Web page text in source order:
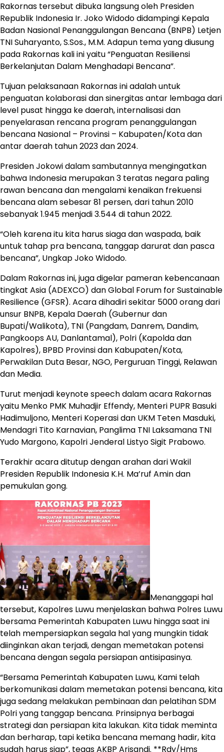
Rakornas tersebut dibuka langsung oleh Presiden
Republik Indonesia Ir. Joko Widodo didampingi Kepala
Badan Nasional Penanggulangan Bencana (BNPB) Letjen
TNI Suharyanto, S.Sos., M.M. Adapun tema yang diusung
pada Rakornas kali ini yaitu “Penguatan Resiliensi
Berkelanjutan Dalam Menghadapi Bencana”.
Tujuan pelaksanaan Rakornas ini adalah untuk
penguatan kolaborasi dan sinergitas antar lembaga dari
level pusat hingga ke daerah, internalisasi dan
penyelarasan rencana program penanggulangan
bencana Nasional – Provinsi – Kabupaten/Kota dan
antar daerah tahun 2023 dan 2024.
Presiden Jokowi dalam sambutannya mengingatkan
bahwa Indonesia merupakan 3 teratas negara paling
rawan bencana dan mengalami kenaikan frekuensi
bencana alam sebesar 81 persen, dari tahun 2010
sebanyak 1.945 menjadi 3.544 di tahun 2022.
“Oleh karena itu kita harus siaga dan waspada, baik
untuk tahap pra bencana, tanggap darurat dan pasca
bencana”, Ungkap Joko Widodo.
Dalam Rakornas ini, juga digelar pameran kebencanaan
tingkat Asia (ADEXCO) dan Global Forum for Sustainable
Resilience (GFSR). Acara dihadiri sekitar 5000 orang dari
unsur BNPB, Kepala Daerah (Gubernur dan
Bupati/Walikota), TNI (Pangdam, Danrem, Dandim,
Pangkoops AU, Danlantamal), Polri (Kapolda dan
Kapolres), BPBD Provinsi dan Kabupaten/Kota,
Perwakilan Duta Besar, NGO, Perguruan Tinggi, Relawan
dan Media.
Turut menjadi keynote speech dalam acara Rakornas
yaitu Menko PMK Muhadjir Effendy, Menteri PUPR Basuki
Hadimuljono, Menteri Koperasi dan UKM Teten Masduki,
Mendagri Tito Karnavian, Panglima TNI Laksamana TNI
Yudo Margono, Kapolri Jenderal Listyo Sigit Prabowo.
Terakhir acara ditutup dengan arahan dari Wakil
Presiden Republik Indonesia K.H. Ma’ruf Amin dan
pemukulan gong.
Menanggapi hal
tersebut, Kapolres Luwu menjelaskan bahwa Polres Luwu
bersama Pemerintah Kabupaten Luwu hingga saat ini
telah mempersiapkan segala hal yang mungkin tidak
diinginkan akan terjadi, dengan memetakan potensi
bencana dengan segala persiapan antisipasinya.
“Bersama Pemerintah Kabupaten Luwu, Kami telah
berkomunikasi dalam memetakan potensi bencana, kita
juga sedang melakukan pembinaan dan pelatihan SDM
Polri yang tanggap bencana. Prinsipnya berbagai
strategi dan persiapan kita lakukan. Kita tidak meminta
dan berharap, tapi ketika bencana memang hadir, kita
sudah harus siap”, tegas AKBP Arisandi. **Rdy/Hms